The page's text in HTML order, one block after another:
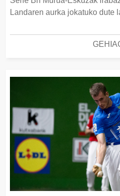
Landaren aurka jokatuko dute